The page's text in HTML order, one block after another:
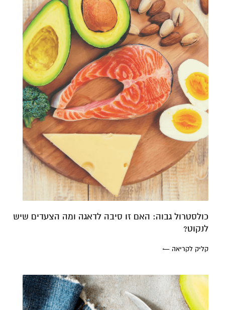
כולסטרול גבוה: האם זו סיבה לדאגה ומה הצעדים שיש
לנקוט?
קליק לקריאה ←